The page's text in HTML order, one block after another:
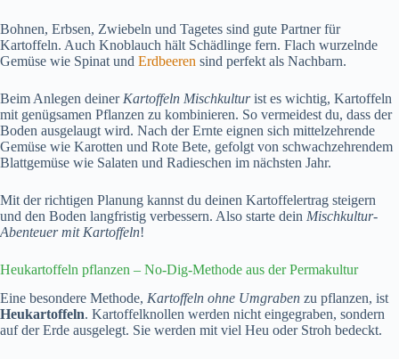
Bohnen, Erbsen, Zwiebeln und Tagetes sind gute Partner für
Kartoffeln. Auch Knoblauch hält Schädlinge fern. Flach wurzelnde
Gemüse wie Spinat und Erdbeeren sind perfekt als Nachbarn.
Beim Anlegen deiner Kartoffeln Mischkulturist es wichtig, Kartoffeln
mit genügsamen Pflanzen zu kombinieren. So vermeidest du, dass der
Boden ausgelaugt wird. Nach der Ernte eignen sich mittelzehrende
Gemüse wie Karotten und Rote Bete, gefolgt von schwachzehrendem
Blattgemüse wie Salaten und Radieschen im nächsten Jahr.
Mit der richtigen Planung kannst du deinen Kartoffelertrag steigern
und den Boden langfristig verbessern. Also starte dein Mischkultur-
Abenteuer mit Kartoffeln!
Heukartoffeln pflanzen – No-Dig-Methode aus der Permakultur
Eine besondere Methode, Kartoffeln ohne Umgraben zu pflanzen, ist
Heukartoffeln. Kartoffelknollen werden nicht eingegraben, sondern
auf der Erde ausgelegt. Sie werden mit viel Heu oder Stroh bedeckt.